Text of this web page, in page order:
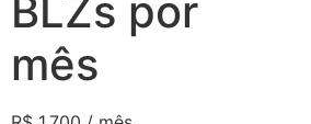
BLZs por
mês